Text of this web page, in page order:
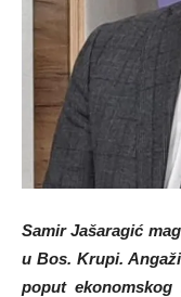
Samir Jašaragić
u Bos. Krupi.
poput ekonomskog